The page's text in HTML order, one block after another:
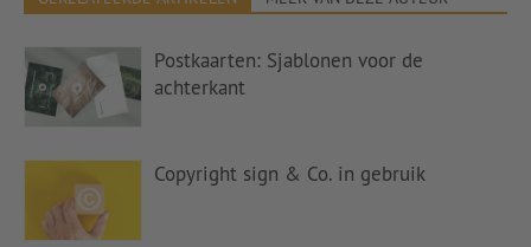
Postkaarten: Sjablonen voor de
achterkant
Copyright sign & Co. in gebruik